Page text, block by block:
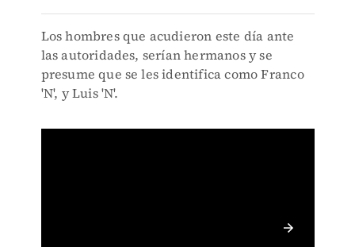
Los hombres que acudieron este día ante
las autoridades, serían hermanos y se
presume que se les identifica como Franco
'N', y Luis 'N'.